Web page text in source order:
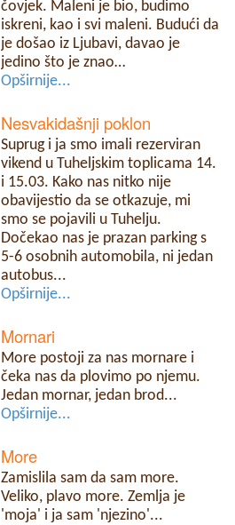
čovjek. Maleni je bio, budimo
iskreni, kao i svi maleni. Budući da
je došao iz Ljubavi, davao je
jedino što je znao…
Opširnije...
Nesvakidašnji poklon
Suprug i ja smo imali rezerviran
vikend u Tuheljskim toplicama 14.
i 15.03. Kako nas nitko nije
obavijestio da se otkazuje, mi
smo se pojavili u Tuhelju.
Dočekao nas je prazan parking s
5-6 osobnih automobila, ni jedan
autobus...
Opširnije...
Mornari
More postoji za nas mornare i
čeka nas da plovimo po njemu.
Jedan mornar, jedan brod...
Opširnije...
More
Zamislila sam da sam more.
Veliko, plavo more. Zemlja je
'moja' i ja sam 'njezino'...